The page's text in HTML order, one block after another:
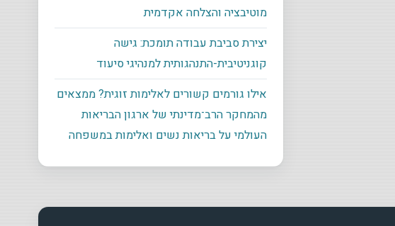
מוטיבציה והצלחה אקדמית
יצירת סביבת עבודה תומכת: גישה
קוגניטיבית-התנהגותית למנהיגי סיעוד
אילו גורמים קשורים לאלימות זוגית? ממצאים
מהמחקר הרב־מדינתי של ארגון הבריאות
העולמי על בריאות נשים ואלימות במשפחה